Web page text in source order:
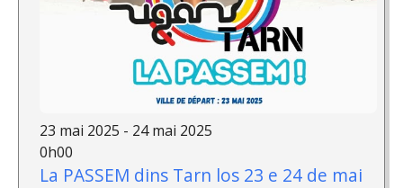
23 mai 2025 - 24 mai 2025
0h00
La PASSEM dins Tarn los 23 e 24 de mai